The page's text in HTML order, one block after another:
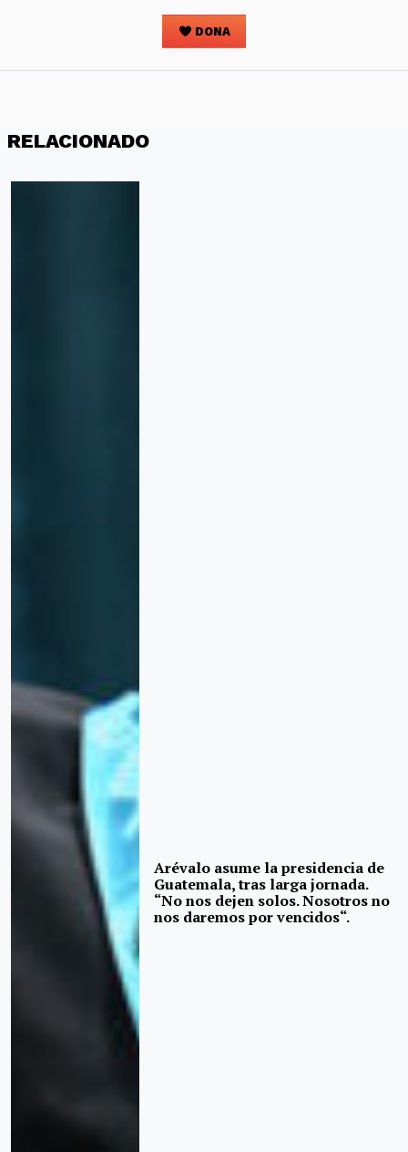
DONA
RELACIONADO
Arévalo asume la presidencia de
Guatemala, tras larga jornada.
“No nos dejen solos. Nosotros no
nos daremos por vencidos“.